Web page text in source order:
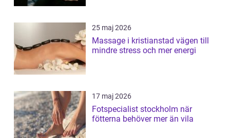
25 maj 2026
Massage i kristianstad vägen till
mindre stress och mer energi
17 maj 2026
Fotspecialist stockholm när
fötterna behöver mer än vila